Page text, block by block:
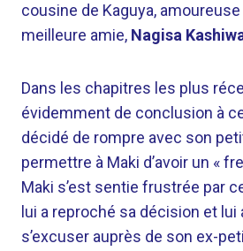
cousine de Kaguya,
meilleure amie, Nagisa
Dans les chapitres les plus
évidemment de conclusion à
décidé de rompre avec son
permettre à Maki d’avoir un «
Maki s’est sentie frustrée par
lui a reproché sa décision et lui
s’excuser auprès de son ex-